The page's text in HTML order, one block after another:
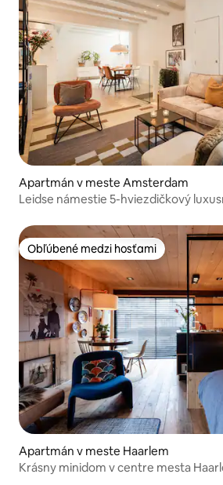
Apartmán v meste Amsterdam
Leidse námestie 5-hviezdičkový
Obľúbené medzi hosťami
Obľúbené medzi hosťami
Apartmán v meste Haarlem
Krásny minidom v centre mesta